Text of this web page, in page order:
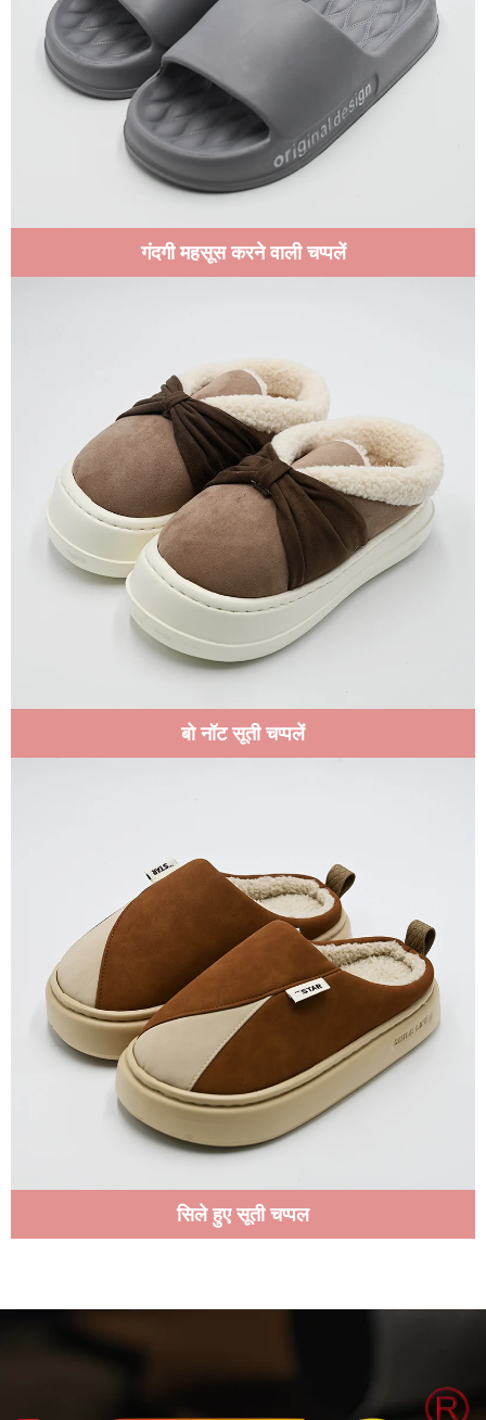
गंदगी महसूस करने वाली चप्पलें
बो नॉट सूती चप्पलें
सिले हुए सूती चप्पल